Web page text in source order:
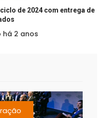
de 2024 com entrega de
há 2 anos